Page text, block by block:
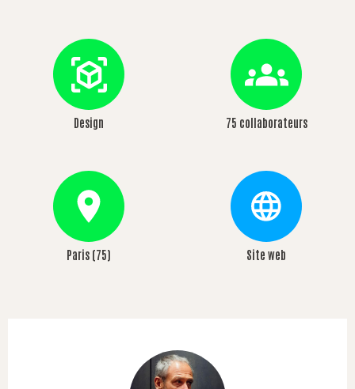
Design 75 collaborateurs
Paris (75) Site web